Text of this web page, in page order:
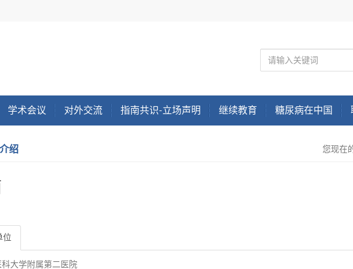
学术会议 对外交流 指南共识-立场声明 继续教育 糖尿病在中国
绍 您现在
位
大学附属第二医院